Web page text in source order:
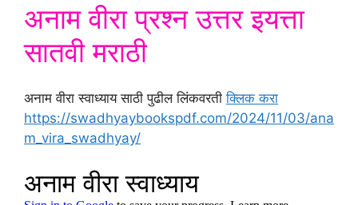
अनाम वीरा प्रश्न उत्तर इयत्ता
सातवी मराठी
अनाम वीरा स्वाध्याय साठी पुढील लिंकवरतीक्लिक करा
https://swadhyaybookspdf.com/2024/11/03/ana
m_vira_swadhyay/